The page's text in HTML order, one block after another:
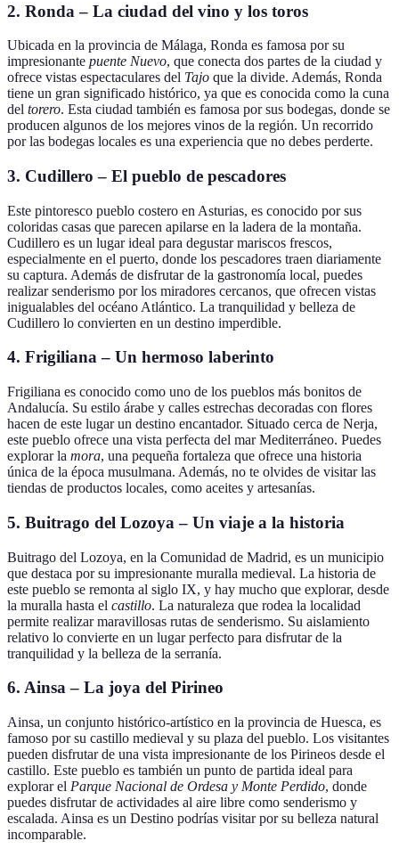
2. Ronda – La ciudad del vino y los toros
Ubicada en la provincia de Málaga, Ronda es famosa por su
impresionante puente Nuevo, que conecta dos partes de la ciudad y
ofrece vistas espectaculares del Tajo que la divide. Además, Ronda
tiene un gran significado histórico, ya que es conocida como la cuna
del torero. Esta ciudad también es famosa por sus bodegas, donde se
producen algunos de los mejores vinos de la región. Un recorrido
por las bodegas locales es una experiencia que no debes perderte.
3. Cudillero – El pueblo de pescadores
Este pintoresco pueblo costero en Asturias, es conocido por sus
coloridas casas que parecen apilarse en la ladera de la montaña.
Cudillero es un lugar ideal para degustar mariscos frescos,
especialmente en el puerto, donde los pescadores traen diariamente
su captura. Además de disfrutar de la gastronomía local, puedes
realizar senderismo por los miradores cercanos, que ofrecen vistas
inigualables del océano Atlántico. La tranquilidad y belleza de
Cudillero lo convierten en un destino imperdible.
4. Frigiliana – Un hermoso laberinto
Frigiliana es conocido como uno de los pueblos más bonitos de
Andalucía. Su estilo árabe y calles estrechas decoradas con flores
hacen de este lugar un destino encantador. Situado cerca de Nerja,
este pueblo ofrece una vista perfecta del mar Mediterráneo. Puedes
explorar la mora, una pequeña fortaleza que ofrece una historia
única de la época musulmana. Además, no te olvides de visitar las
tiendas de productos locales, como aceites y artesanías.
5. Buitrago del Lozoya – Un viaje a la historia
Buitrago del Lozoya, en la Comunidad de Madrid, es un municipio
que destaca por su impresionante muralla medieval. La historia de
este pueblo se remonta al siglo IX, y hay mucho que explorar, desde
la muralla hasta el castillo. La naturaleza que rodea la localidad
permite realizar maravillosas rutas de senderismo. Su aislamiento
relativo lo convierte en un lugar perfecto para disfrutar de la
tranquilidad y la belleza de la serranía.
6. Ainsa – La joya del Pirineo
Ainsa, un conjunto histórico-artístico en la provincia de Huesca, es
famoso por su castillo medieval y su plaza del pueblo. Los visitantes
pueden disfrutar de una vista impresionante de los Pirineos desde el
castillo. Este pueblo es también un punto de partida ideal para
explorar el Parque Nacional de Ordesa y Monte Perdido, donde
puedes disfrutar de actividades al aire libre como senderismo y
escalada. Ainsa es un Destino podrías visitar por su belleza natural
incomparable.